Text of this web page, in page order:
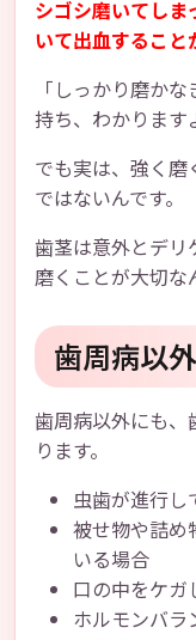
シゴシ磨いてしま
いて出血すること
「しっかり磨か
持ち、わかります
でも実は、強く
ではないんです。
歯茎は意外とデリ
磨くことが大切な
歯周病以
歯周病以外にも、
ります。
虫歯が進行し
被せ物や詰め
いる場合
口の中をケガ
ホルモンバラ